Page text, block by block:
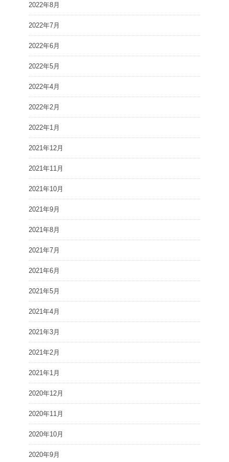
2022年8月
2022年7月
2022年6月
2022年5月
2022年4月
2022年2月
2022年1月
2021年12月
2021年11月
2021年10月
2021年9月
2021年8月
2021年7月
2021年6月
2021年5月
2021年4月
2021年3月
2021年2月
2021年1月
2020年12月
2020年11月
2020年10月
2020年9月